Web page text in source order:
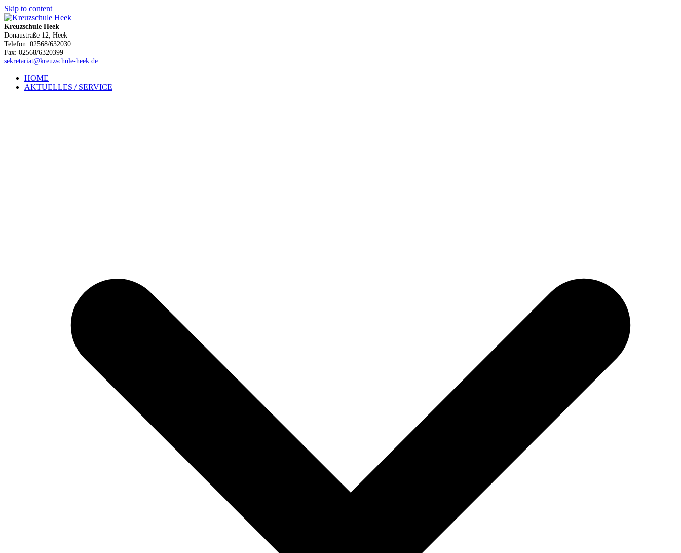
Skip to content
Kreuzschule Heek
Donaustraße 12, Heek
Telefon: 02568/632030
Fax: 02568/6320399
sekretariat@kreuzschule-heek.de
HOME
AKTUELLES / SERVICE